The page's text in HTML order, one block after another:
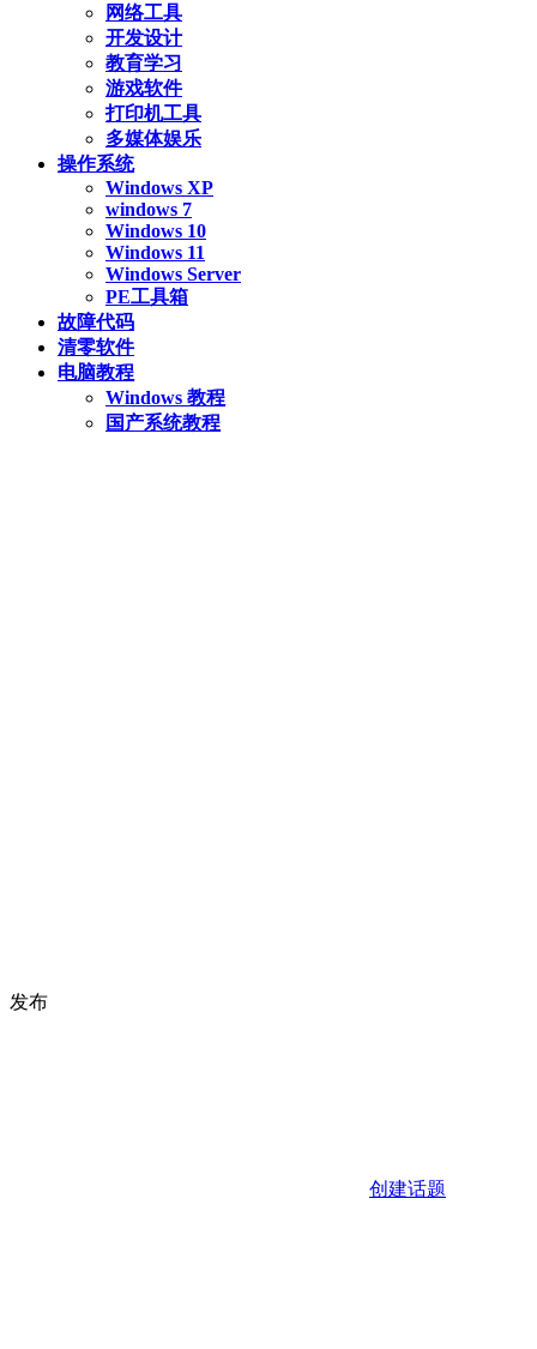
网络工具
开发设计
教育学习
游戏软件
打印机工具
多媒体娱乐
操作系统
Windows XP
windows 7
Windows 10
Windows 11
Windows Server
PE工具箱
故障代码
清零软件
电脑教程
Windows 教程
国产系统教程
发布
创建话题